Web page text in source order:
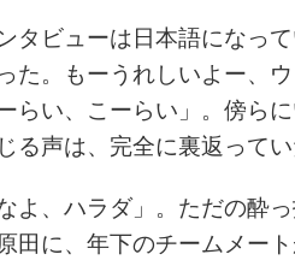
タビューは日本語になっ
た。もーうれしいよー、
らい、こーらい」。傍ら
る声は、完全に裏返って
よ、ハラダ」。ただの酔
田に、年下のチームメー